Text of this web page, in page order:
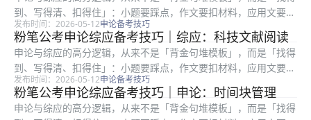
到、写得清、扣得住」：小题要踩点，作文要扣材料，应用文要顾
格式与对象。很多在职考生时间有限，更容易陷入「练了很多篇却
提分慢」：常见根因是要么通读材料浪费时间，要么要点合并过
度、要么书...
发布时间：2026-05-12申论备考技巧
粉笔公考申论综应备考技巧｜综应：科技文献阅读
申论与综应的高分逻辑，从来不是「背金句堆模板」，而是「找得
到、写得清、扣得住」：小题要踩点，作文要扣材料，应用文要顾
格式与对象。很多在职考生时间有限，更容易陷入「练了很多篇却
提分慢」：常见根因是要么通读材料浪费时间，要么要点合并过
度、要么书...
发布时间：2026-05-12申论备考技巧
粉笔公考申论综应备考技巧｜申论：时间块管理
申论与综应的高分逻辑，从来不是「背金句堆模板」，而是「找得